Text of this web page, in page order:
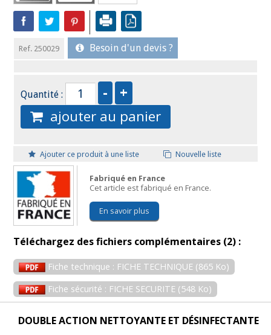
Ref. 250029 Besoin d'un devis ?
Quantité :
ajouter au panier
Ajouter ce produit à une liste Nouvelle liste
Fabriqué en France
Cet article est fabriqué en France.
En savoir plus
Téléchargez des fichiers complémentaires (2) :
Fiche technique : FICHE TECHNIQUE (865 Ko)
Fiche sécurité : FICHE SECURITE (548 Ko)
DOUBLE ACTION NETTOYANTE ET DÉSINFECTANTE